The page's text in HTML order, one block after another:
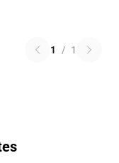
1 / 1